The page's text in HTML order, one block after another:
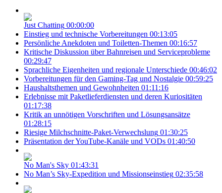
Just Chatting 00:00:00
Einstieg und technische Vorbereitungen 00:13:05
Persönliche Anekdoten und Toiletten-Themen 00:16:57
Kritische Diskussion über Bahnreisen und Serviceprobleme
00:29:47
Sprachliche Eigenheiten und regionale Unterschiede 00:46:02
Vorbereitungen für den Gaming-Tag und Nostalgie 00:59:25
Haushaltsthemen und Gewohnheiten 01:11:16
Erlebnisse mit Paketlieferdiensten und deren Kuriositäten
01:17:38
Kritik an unnötigen Vorschriften und Lösungsansätze
01:28:15
Riesige Milchschnitte-Paket-Verwechslung 01:30:25
Präsentation der YouTube-Kanäle und VODs 01:40:50
No Man's Sky 01:43:31
No Man’s Sky-Expedition und Missionseinstieg 02:35:58